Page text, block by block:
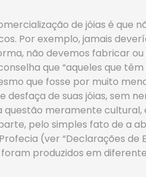
de jóias é que
Por exemplo, jamais
não devemos fabricar
que “aqueles que
que fosse por muito
desfaça de suas jóias, sem
questão meramente cultural,
pelo simples fato de a
(ver “Declarações de
produzidos em